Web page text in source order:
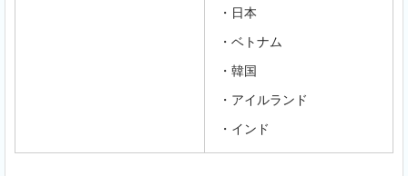
・日本
・ベトナム
・韓国
・アイルランド
・インド